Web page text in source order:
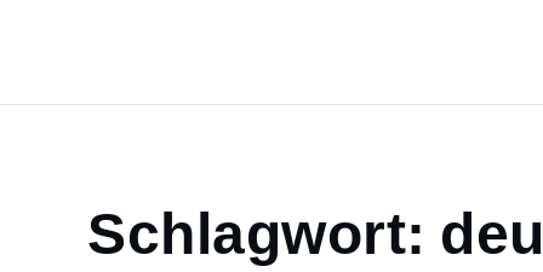
Home
deutscheweine
Schlagwort: